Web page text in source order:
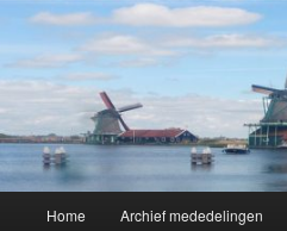
Home Archief mededelingen